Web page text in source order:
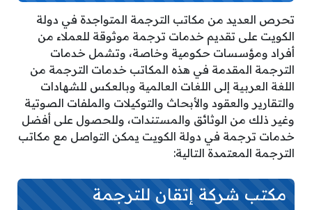
تحرص العديد من مكاتب الترجمة المتواجدة في دولة
الكويت على تقديم خدمات ترجمة موثوقة للعملاء من
أفراد ومؤسسات حكومية وخاصة، وتشمل خدمات
الترجمة المقدمة في هذه المكاتب خدمات الترجمة من
اللغة العربية إلى اللغات العالمية وبالعكس للشهادات
والتقارير والعقود والأبحاث والتوكيلات والملفات الصوتية
وغير ذلك من الوثائق والمستندات، وللحصول على أفضل
خدمات ترجمة في دولة الكويت يمكن التواصل مع مكاتب
الترجمة المعتمدة التالية:
مكتب شركة إتقان للترجمة